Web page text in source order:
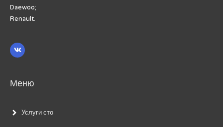
Daewoo;
Renault.
Меню
Услуги сто